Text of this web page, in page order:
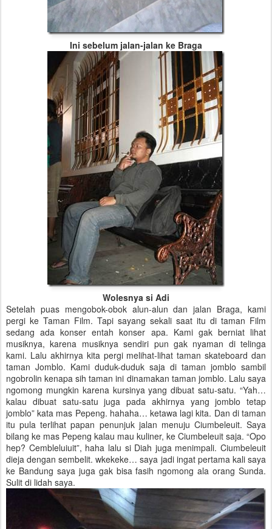
Ini sebelum jalan-jalan ke Braga
Wolesnya si Adi
Setelah puas mengobok-obok alun-alun dan jalan Braga, kami
pergi ke Taman Film. Tapi sayang sekali saat itu di taman Film
sedang ada konser entah konser apa. Kami gak berniat lihat
musiknya, karena musiknya sendiri pun gak nyaman di telinga
kami. Lalu akhirnya kita pergi melihat-lihat taman skateboard dan
taman Jomblo. Kami duduk-duduk saja di taman jomblo sambil
ngobrolin kenapa sih taman ini dinamakan taman jomblo. Lalu saya
ngomong mungkin karena kursinya yang dibuat satu-satu. “Yah…
kalau dibuat satu-satu juga pada akhirnya yang jomblo tetap
jomblo” kata mas Pepeng. hahaha… ketawa lagi kita. Dan di taman
itu pula terlihat papan penunjuk jalan menuju Ciumbeleuit. Saya
bilang ke mas Pepeng kalau mau kuliner, ke Ciumbeleuit saja. “Opo
hep? Cembleluiuit”, haha lalu si Diah juga menimpali. Ciumbeleuit
dieja dengan sembelit. wkekeke… saya jadi ingat pertama kali saya
ke Bandung saya juga gak bisa fasih ngomong ala orang Sunda.
Sulit di lidah saya.